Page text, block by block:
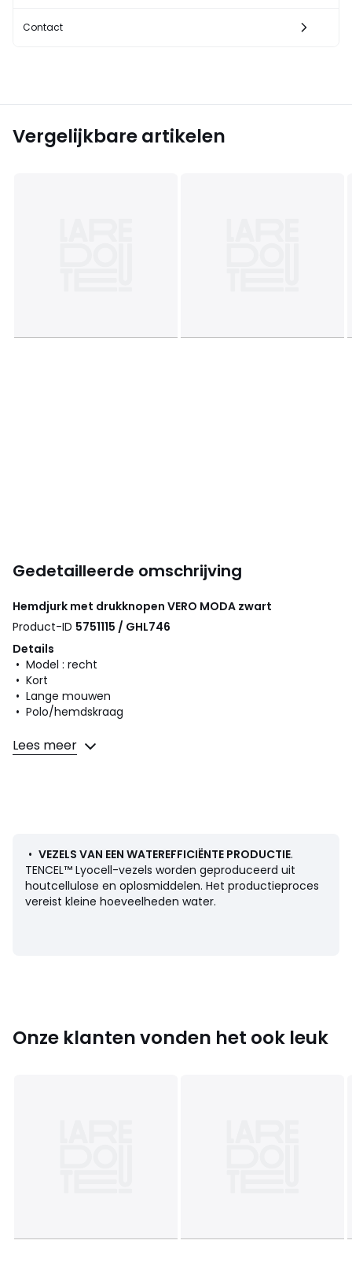
Contact
Vergelijkbare artikelen
Gedetailleerde omschrijving
Hemdjurk met drukknopen VERO MODA zwart
Product-ID 5751115 / GHL746
Details
• Model : recht
• Kort
• Lange mouwen
• Polo/hemdskraag
Samenstelling en onderhoud
• 100% lyocell
Kleuren Zwart
Maten XS, S, M, L, XL
Lees meer
• VEZELS VAN EEN WATEREFFICIËNTE PRODUCTIE.
TENCEL™ Lyocell-vezels worden geproduceerd uit
houtcellulose en oplosmiddelen. Het productieproces
vereist kleine hoeveelheden water.
Onze klanten vonden het ook leuk